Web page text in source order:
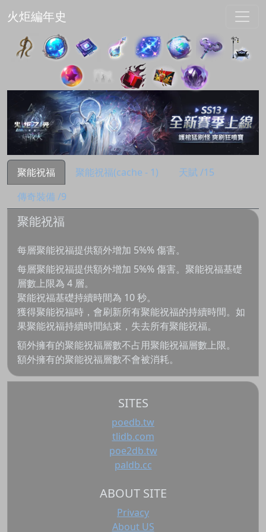
火炬編年史
聚能祝福 聚能祝福(cache - 1)
天賦 /15
傳奇裝備 /9
聚能祝福
每層聚能祝福提供額外增加 5%% 傷害。
每層聚能祝福提供額外增加 5%% 傷害。聚能祝福基礎
層數上限為 4 層。
聚能祝福基礎持續時間為 10 秒。
獲得聚能祝福時，會刷新所有聚能祝福的持續時間。如
果聚能祝福持續時間結束，失去所有聚能祝福。
額外擁有的聚能祝福層數不占用聚能祝福層數上限。
額外擁有的聚能祝福層數不會被消耗。
SITES
poedb.tw
tlidb.com
poe2db.tw
paldb.cc
ABOUT SITE
Privacy
About US